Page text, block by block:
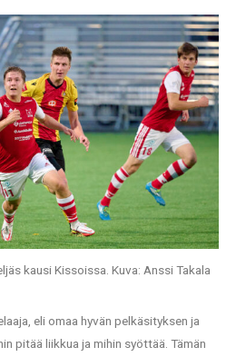
kausi Kissoissa. Kuva: Anssi Takala
eli omaa hyvän pelkäsityksen ja
pitää liikkua ja mihin syöttää. Tämän